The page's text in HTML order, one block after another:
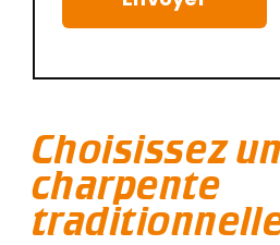
Choisissez
charpente